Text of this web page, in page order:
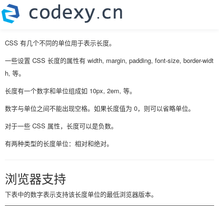
CSS 有几个不同的单位用于表示长度。
一些设置 CSS 长度的属性有 width, margin, padding, font-size, border-widt
h, 等。
长度有一个数字和单位组成如 10px, 2em, 等。
数字与单位之间不能出现空格。如果长度值为 0，则可以省略单位。
对于一些 CSS 属性，长度可以是负数。
有两种类型的长度单位：相对和绝对。
浏览器支持
下表中的数字表示支持该长度单位的最低浏览器版本。